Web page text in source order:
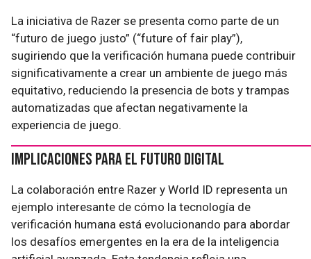
La iniciativa de Razer se presenta como parte de un
“futuro de juego justo” (“future of fair play”),
sugiriendo que la verificación humana puede contribuir
significativamente a crear un ambiente de juego más
equitativo, reduciendo la presencia de bots y trampas
automatizadas que afectan negativamente la
experiencia de juego.
Implicaciones para el Futuro Digital
La colaboración entre Razer y World ID representa un
ejemplo interesante de cómo la tecnología de
verificación humana está evolucionando para abordar
los desafíos emergentes en la era de la inteligencia